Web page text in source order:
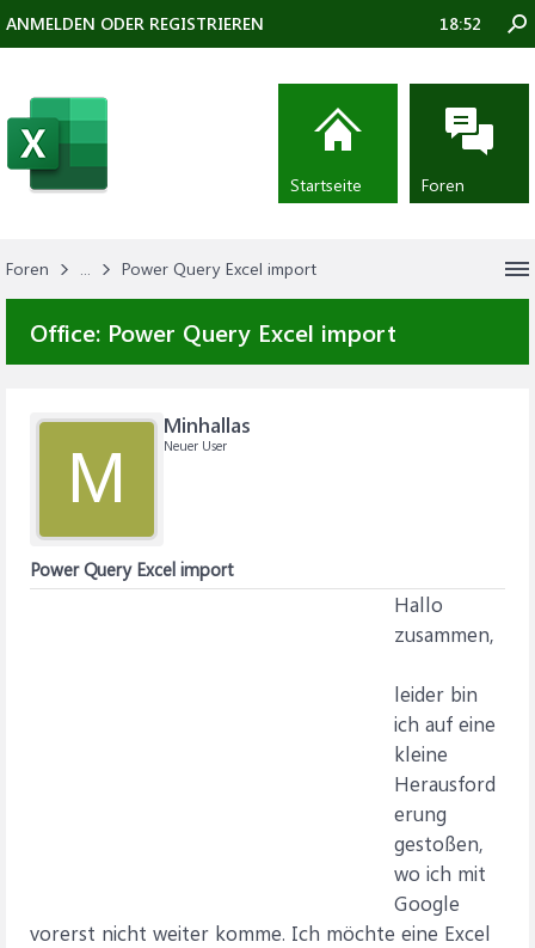
Foren ... Power Query Excel import
Office: Power Query Excel import
M
Minhallas
Neuer User
Power Query Excel import
Hallo
zusammen,
leider bin
ich auf eine
kleine
Herausford
erung
gestoßen,
wo ich mit
Google
vorerst nicht weiter komme. Ich möchte eine Excel
ANMELDEN ODER REGISTRIEREN 18:52
Startseite Foren